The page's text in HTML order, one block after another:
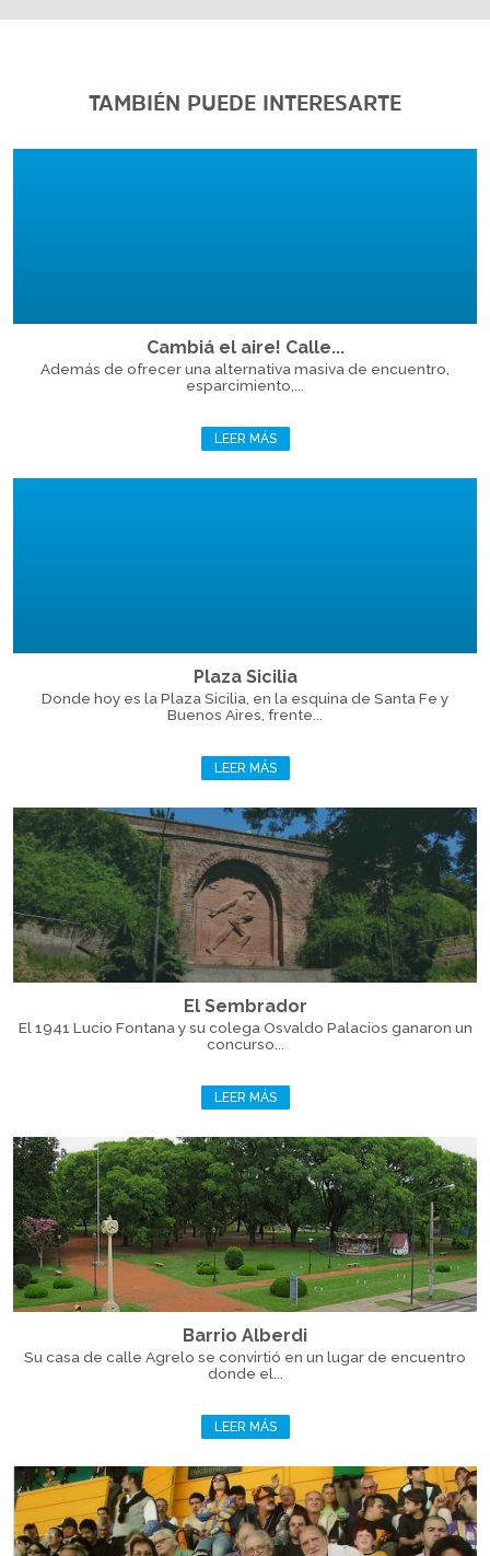
TAMBIÉN PUEDE INTERESARTE
Cambiá el aire! Calle...
Además de ofrecer una alternativa masiva de encuentro,
esparcimiento,...
LEER MÁS
Plaza Sicilia
Donde hoy es la Plaza Sicilia, en la esquina de Santa Fe y
Buenos Aires, frente...
LEER MÁS
El Sembrador
El 1941 Lucio Fontana y su colega Osvaldo Palacios ganaron un
concurso...
LEER MÁS
Barrio Alberdi
Su casa de calle Agrelo se convirtió en un lugar de encuentro
donde el...
LEER MÁS